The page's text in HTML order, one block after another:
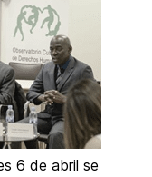
6 de abril se